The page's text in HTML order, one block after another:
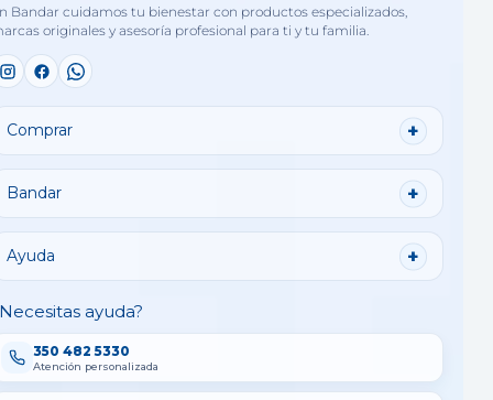
Bandar cuidamos tu bienestar con productos especializados,
originales y asesoría profesional para ti y tu familia.
Comprar
Bandar
Ayuda
ayuda?
350 482 5330
Atención personalizada